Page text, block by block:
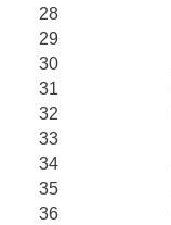
28
29
30
31
32
33
34
35
36